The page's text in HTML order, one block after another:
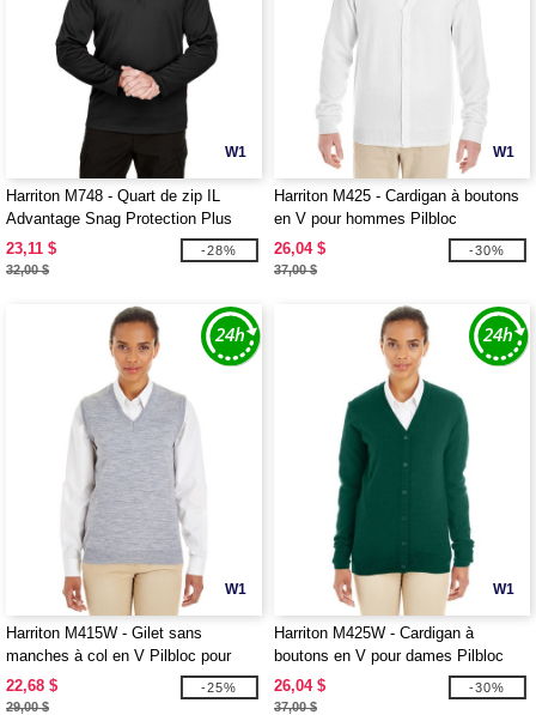
W1
Harriton M748 - Quart de zip IL
Advantage Snag Protection Plus
pour hommes
23,11 $
32,00 $
-28%
W1
Harriton M425 - Cardigan à boutons
en V pour hommes Pilbloc
26,04 $
37,00 $
-30%
W1
Harriton M415W - Gilet sans
manches à col en V Pilbloc pour
dames
22,68 $
29,00 $
-25%
W1
Harriton M425W - Cardigan à
boutons en V pour dames Pilbloc
26,04 $
37,00 $
-30%